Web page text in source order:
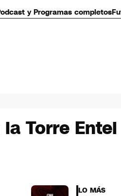
y Programas completos
Torre
LO MÁS